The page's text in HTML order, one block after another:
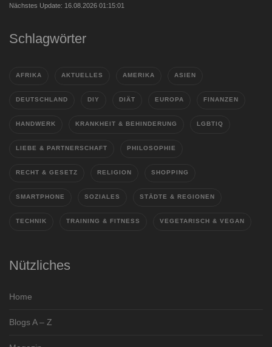
Nächstes Update: 16.08.2026 01:15:01
Schlagwörter
AFRIKA AKTUELLES AMERIKA ASIEN
DEUTSCHLAND DIY DIÄT EUROPA FINANZEN
HANDWERK KRANKHEIT & BEHINDERUNG LGBTIQ
LIEBE & PARTNERSCHAFT PHILOSOPHIE
RECHT & GESETZ RELIGION SHOPPING
SMARTPHONE SOZIALES STÄDTE & REGIONEN
TECHNIK TRAINING & FITNESS VEGETARISCH & VEGAN
Nützliches
Home
Blogs A – Z